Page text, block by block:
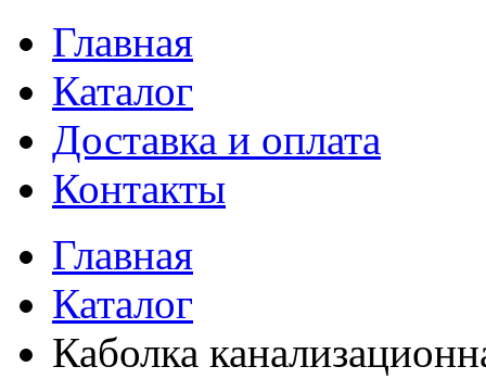
Главная
Каталог
Доставка и оплата
Контакты
Главная
Каталог
Каболка